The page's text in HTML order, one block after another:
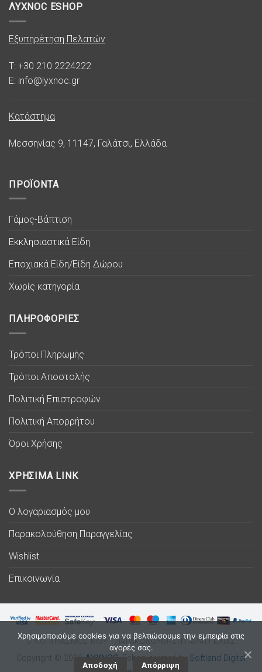
ΛΥΧΝΟC ESHOP
Εξυπηρέτηση Πελατών
T: +30 210 2224222
E: info@lyxnoc.gr
Κατάστημα
Μεσσηνίας 9, 11147, Γαλάτσι, Ελλάδα
ΠΡΟΪΟΝΤΑ
Γάμος-Βάπτιση
Εκκλησιαστικά Είδη
Εποχιακά Είδη/Είδη Δώρου
Χωρίς κατηγορία
ΠΛΗΡΟΦΟΡΙΕΣ
Τρόποι Πληρωμής
Τρόποι Αποστολής
Πολιτική Επιστροφών
Πολιτική Απορρήτου
Όροι Χρήσης
ΧΡΗΣΙΜΑ LINK
Ο λογαριασμός μου
Παρακολούθηση Παραγγελίας
Wishlist
Επικοινωνία
Ο ΛΟΓΑΡΙΑΣΜΟΣ ΜΟΥ ΠΑΡΑΚΟΛΟΥΘΗΣΗ ΠΑΡΑΓΓΕΛΙΑΣ
Copyright © 2026 ΛΥΧΝΟC . Eshop created by Softland Digital
Χρησιμοποιούμε cookies για να βελτιώσουμε την εμπειρία στις
αγορές σας.
Αποδοχή Απόρριψη